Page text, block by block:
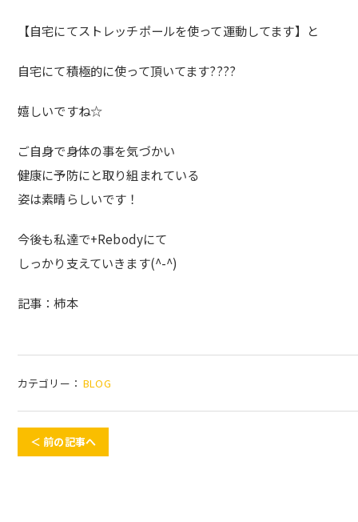
【自宅にてストレッチポールを使って運動してます】と
自宅にて積極的に使って頂いてます????
嬉しいですね☆
ご自身で身体の事を気づかい
健康に予防にと取り組まれている
姿は素晴らしいです！
今後も私達で+Rebodyにて
しっかり支えていきます(^-^)
記事：柿本
カテゴリー： BLOG
＜ 前の記事へ